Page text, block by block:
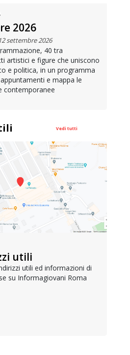
2026
settembre 2026
40 tra
artistici e figure che uniscono
e politica, in un programma
e mappa le
contemporanee
Vedi tutti
utili
utili ed informazioni di
su Informagiovani Roma